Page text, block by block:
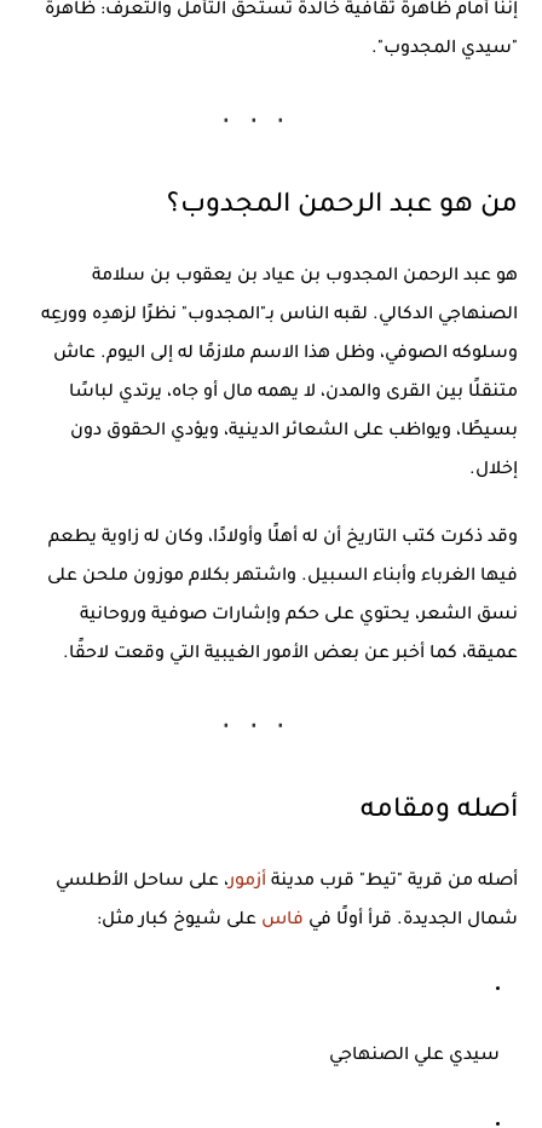
إننا أمام ظاهرة ثقافية خالدة تستحق التأمل والتعرف: ظاهرة
"سيدي المجدوب".
من هو عبد الرحمن المجدوب؟
هو عبد الرحمن المجدوب بن عياد بن يعقوب بن سلامة
الصنهاجي الدكالي. لقبه الناس بـ"المجدوب" نظرًا لزهدِه وورعِه
وسلوكه الصوفي، وظل هذا الاسم ملازمًا له إلى اليوم. عاش
متنقلًا بين القرى والمدن، لا يهمه مال أو جاه، يرتدي لباسًا
بسيطًا، ويواظب على الشعائر الدينية، ويؤدي الحقوق دون
إخلال.
وقد ذكرت كتب التاريخ أن له أهلًا وأولادًا، وكان له زاوية يطعم
فيها الغرباء وأبناء السبيل. واشتهر بكلام موزون ملحن على
نسق الشعر، يحتوي على حكم وإشارات صوفية وروحانية
عميقة، كما أخبر عن بعض الأمور الغيبية التي وقعت لاحقًا.
أصله ومقامه
أصله من قرية "تيط" قرب مدينة أزمور، على ساحل الأطلسي
شمال الجديدة. قرأ أولًا في فاس على شيوخ كبار مثل:
سيدي علي الصنهاجي